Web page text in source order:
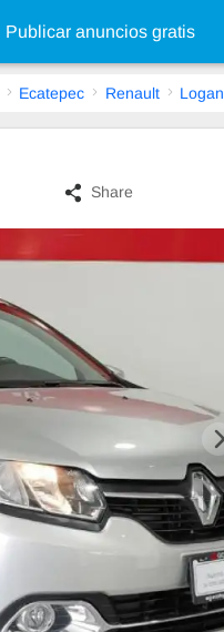
Publicar anuncios gratis
Ecatepec Renault Logan
Share